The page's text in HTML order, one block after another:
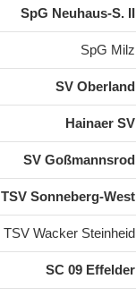
SpG Neuhaus-S. II
SpG Milz
SV Oberland
Hainaer SV
SV Goßmannsrod
TSV Sonneberg-West
TSV Wacker Steinheid
SC 09 Effelder